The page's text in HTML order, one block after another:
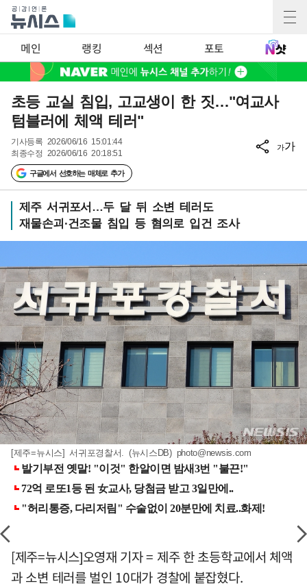
메인 랭킹 섹션 포토
초등 교실 침입, 고교생이 한 짓…"여교사
텀블러에 체액 테러"
기사등록 2026/06/16 15:01:44
최종수정 2026/06/16 20:18:51
구글에서 선호하는 매체로 추가
가가
제주 서귀포서…두 달 뒤 소변 테러도
재물손괴·건조물 침입 등 혐의로 입건 조사
[제주=뉴시스] 서귀포경찰서. (뉴시스DB) photo@newsis.com
[제주=뉴시스]오영재 기자 = 제주 한 초등학교에서 체액
과 소변 테러를 벌인 10대가 경찰에 붙잡혔다.